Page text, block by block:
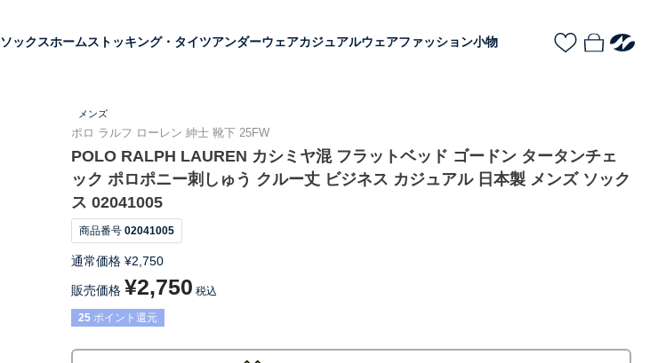
ソックスホームストッキング・タイツアンダーウェアカジュアルウェアファッション小物
メンズ
ポロ ラルフ ローレン 紳士 靴下 25FW
POLO RALPH LAUREN カシミヤ混 フラットベッド ゴードン タータンチェ
ック ポロポニー刺しゅう クルー丈 ビジネス カジュアル 日本製 メンズ ソック
ス 02041005
商品番号 02041005
通常価格 ¥2,750
販売価格 ¥2,750 税込
25 ポイント還元